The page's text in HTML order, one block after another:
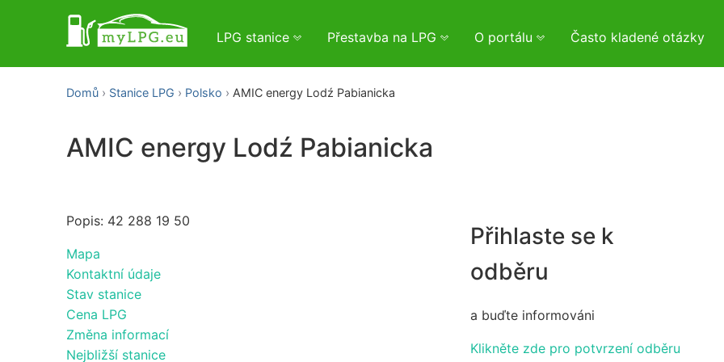
LPG stanice Přestavba na LPG O portálu Často kladené otázky
Domů Stanice LPG Polsko AMIC energy Lodź Pabianicka
AMIC energy Lodź Pabianicka
Popis: 42 288 19 50
Mapa
Kontaktní údaje
Stav stanice
Cena LPG
Změna informací
Nejbližší stanice
Přihlaste se k
odběru
a buďte informováni
Klikněte zde pro potvrzení odběru